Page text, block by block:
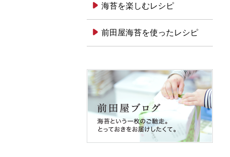
海苔を楽しむレシピ
前田屋海苔を使ったレシピ